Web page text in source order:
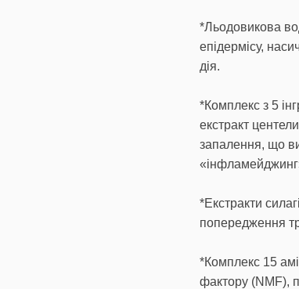
*Льодовикова
епідермісу,
дія.
*Комплекс з 5
екстракт
запалення, що
*Екстракти
попередження
*Комплекс 15
фактору (NMF),